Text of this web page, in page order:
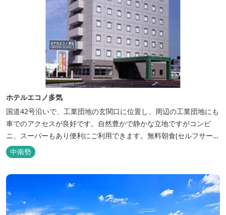
ホテルエコノ多気
国道42号沿いで、工業団地の玄関口に位置し、周辺の工業団地にも
車でのアクセスが良好です。自然豊かで静かな立地ですがコンビ
ニ、スーパーもあり便利にご利用できます。無料朝食(セルフサービ
ス)、大型無料駐車場も完備。
中南勢